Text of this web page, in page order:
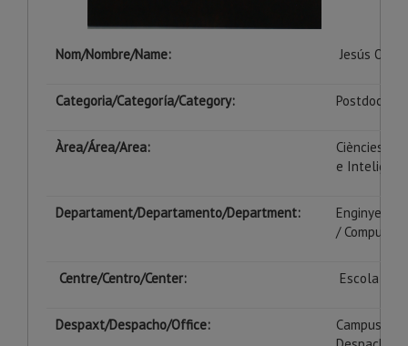
Nom/Nombre/Name: Jesús
Categoria/Categoría/Category: Postdoc /
Àrea/Área/Area:
Ciències
e
Departament/Departamento/Department:
Enginyeria
/ Computer
Centre/Centro/Center: Escola
Despaxt/Despacho/Office:
Campus